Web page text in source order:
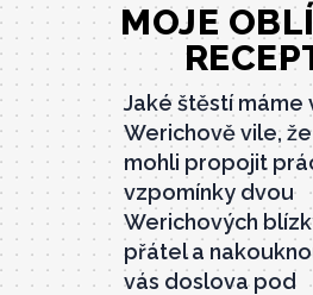
MOJE
Jaké štěstí máme
Werichově vile,
mohli propojit
vzpomínky dvou
Werichových
přátel a
vás doslova pod